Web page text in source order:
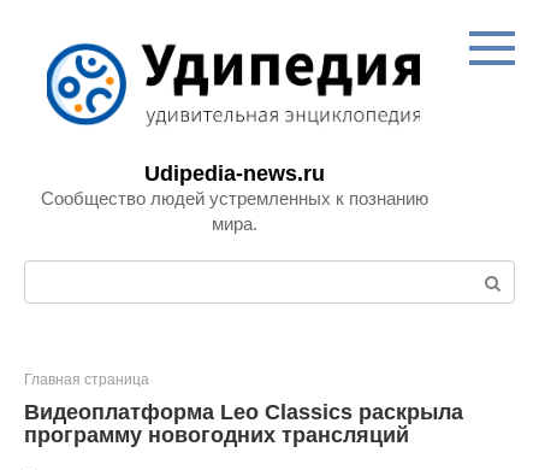
контенту
Udipedia-news.ru
Сообщество людей устремленных к познанию
мира.
Главная страница
Видеоплатформа Leo Classics раскрыла
программу новогодних трансляций